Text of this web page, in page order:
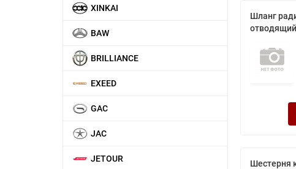
XINKAI
BAW
BRILLIANCE
EXEED
GAC
JAC
JETOUR
Шланг
Шестерня